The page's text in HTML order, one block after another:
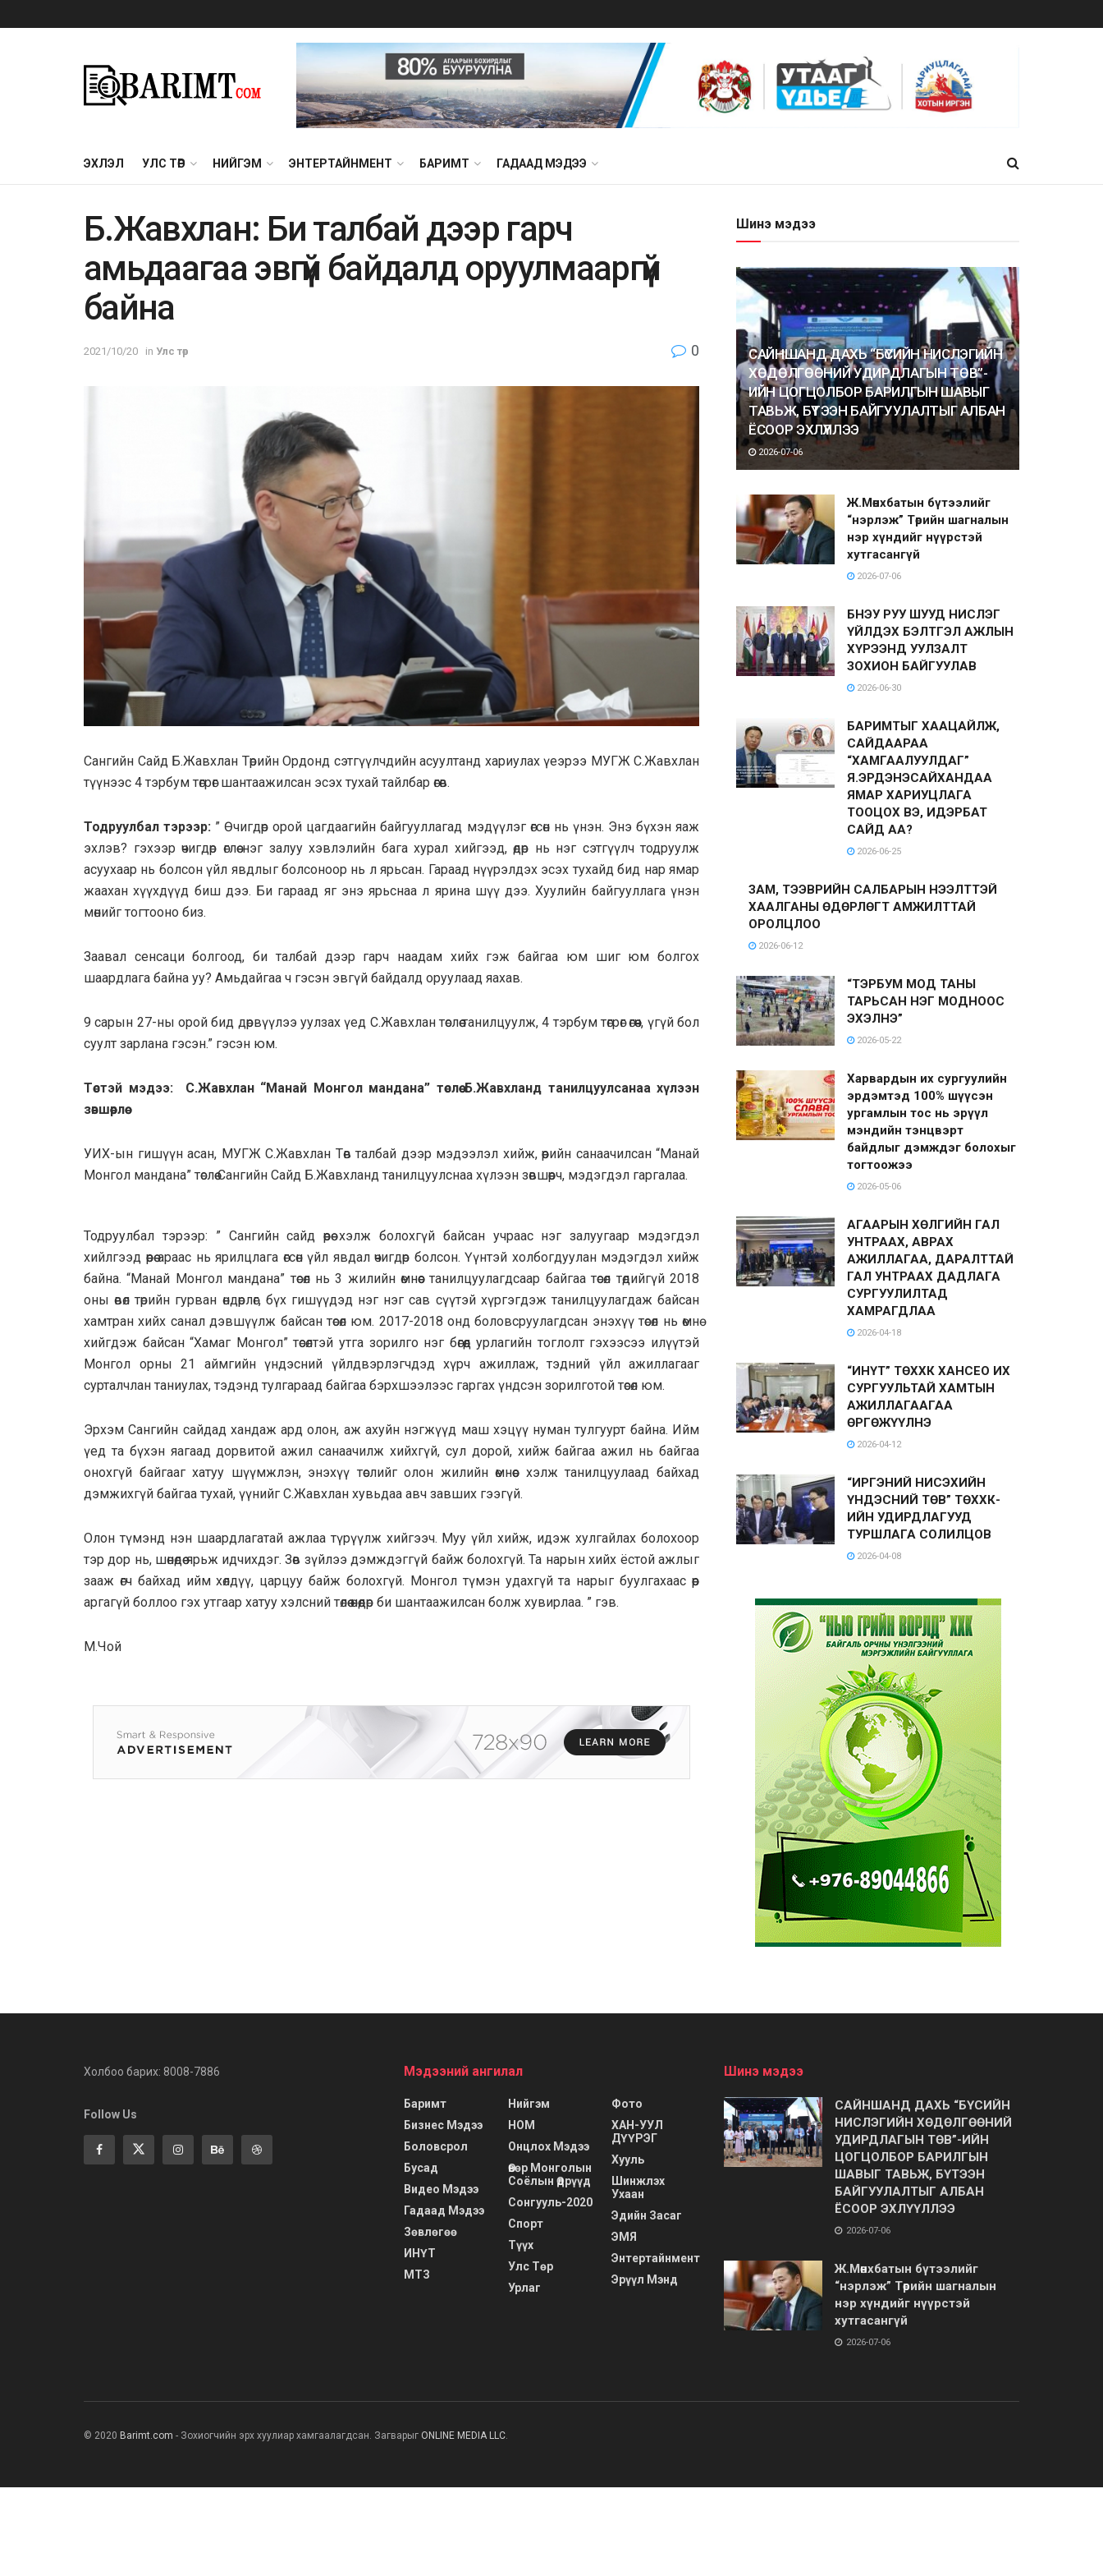
ЭХЛЭЛ УЛС ТӨР НИЙГЭМ ЭНТЕРТАЙНМЕНТ БАРИМТ ГАДААД МЭДЭЭ
Б.Жавхлан: Би талбай дээр гарч
амьдаагаа эвгүй байдалд оруулмааргүй
байна
2021/10/20 in Улс төр 0
Сангийн Сайд Б.Жавхлан Төрийн Ордонд сэтгүүлчдийн асуултанд хариулах үеэрээ МУГЖ С.Жавхлан
түүнээс 4 тэрбум төгрөг шантаажилсан эсэх тухай тайлбар өгөв.
Тодруулбал тэрээр: ” Өчигдөр орой цагдаагийн байгууллагад мэдүүлэг өгсөн нь үнэн. Энэ бүхэн яаж
эхлэв? гэхээр өчигдөр өглөө нэг залуу хэвлэлийн бага хурал хийгээд, өдөр нь нэг сэтгүүлч тодруулж
асуухаар нь болсон үйл явдлыг болсоноор нь л ярьсан. Гараад нүүрэлдэх эсэх тухайд бид нар ямар
жаахан хүүхдүүд биш дээ. Би гараад яг энэ ярьснаа л ярина шүү дээ. Хуулийн байгууллага үнэн
мөнийг тогтооно биз.
Заавал сенсаци болгоод, би талбай дээр гарч наадам хийх гэж байгаа юм шиг юм болгох
шаардлага байна уу? Амьдайгаа ч гэсэн эвгүй байдалд оруулаад яахав.
9 сарын 27-ны орой бид дөрвүүлээ уулзах үед С.Жавхлан төслөө танилцуулж, 4 тэрбум төгрөг өгөөч, үгүй бол
суулт зарлана гэсэн.” гэсэн юм.
Төстэй мэдээ: С.Жавхлан “Манай Монгол мандана” төслөө Б.Жавхланд танилцуулсанаа хүлээн
зөвшөөрлөө
УИХ-ын гишүүн асан, МУГЖ С.Жавхлан Төв талбай дээр мэдээлэл хийж, өөрийн санаачилсан “Манай
Монгол мандана” төслөө Сангийн Сайд Б.Жавхланд танилцуулснаа хүлээн зөвшөөрч, мэдэгдэл гаргалаа.
Тодруулбал тэрээр: ” Сангийн сайд өөрөө хэлж болохгүй байсан учраас нэг залуугаар мэдэгдэл
хийлгээд өөрөө араас нь ярилцлага өгсөн үйл явдал өчигдөр болсон. Үүнтэй холбогдуулан мэдэгдэл хийж
байна. “Манай Монгол мандана” төсөл нь 3 жилийн өмнөөс танилцуулагдсаар байгаа төсөл төдийгүй 2018
оны өвөл төрийн гурван өндөрлөг, бүх гишүүдэд нэг нэг сав сүүтэй хүргэгдэж танилцуулагдаж байсан
хамтран хийх санал дэвшүүлж байсан төсөл юм. 2017-2018 онд боловсруулагдсан энэхүү төсөл нь өмнө
хийгдэж байсан “Хамаг Монгол” төсөлтэй утга зорилго нэг бөгөөд урлагийн тоглолт гэхээсээ илүүтэй
Монгол орны 21 аймгийн үндэсний үйлдвэрлэгчдэд хүрч ажиллаж, тэдний үйл ажиллагааг
сурталчлан таниулах, тэдэнд тулгараад байгаа бэрхшээлээс гаргах үндсэн зорилготой төсөл юм.
Эрхэм Сангийн сайдад хандаж ард олон, аж ахуйн нэгжүүд маш хэцүү нуман тулгуурт байна. Ийм
үед та бүхэн яагаад дорвитой ажил санаачилж хийхгүй, сул дорой, хийж байгаа ажил нь байгаа
онохгүй байгааг хатуу шүүмжлэн, энэхүү төслийг олон жилийн өмнөөс хэлж танилцуулаад байхад
дэмжихгүй байгаа тухай, үүнийг С.Жавхлан хувьдаа авч завших гээгүй.
Олон түмэнд нэн шаардлагатай ажлаа түрүүлж хийгээч. Муу үйл хийж, идэж хулгайлах болохоор
тэр дор нь, шөнөдөө ярьж идчихдэг. Зөв зүйлээ дэмждэггүй байж болохгүй. Та нарын хийх ёстой ажлыг
зааж өгч байхад ийм хөлдүү, царцуу байж болохгүй. Монгол түмэн удахгүй та нарыг буулгахаас өөр
аргагүй боллоо гэх утгаар хатуу хэлсний төлөө өнөөдөр би шантаажилсан болж хувирлаа. ” гэв.
М.Чой
Шинэ мэдээ
САЙНШАНД ДАХЬ “БҮСИЙН НИСЛЭГИЙН
ХӨДӨЛГӨӨНИЙ УДИРДЛАГЫН ТӨВ”-
ИЙН ЦОГЦОЛБОР БАРИЛГЫН ШАВЫГ
ТАВЬЖ, БҮТЭЭН БАЙГУУЛАЛТЫГ АЛБАН
ЁСООР ЭХЛҮҮЛЛЭЭ
2026-07-06
Ж.Мөнхбатын бүтээлийг
“нэрлэж” Төрийн шагналын
нэр хүндийг нүүрстэй
хутгасангүй
2026-07-06
БНЭУ РУУ ШУУД НИСЛЭГ
ҮЙЛДЭХ БЭЛТГЭЛ АЖЛЫН
ХҮРЭЭНД УУЛЗАЛТ
ЗОХИОН БАЙГУУЛАВ
2026-06-30
БАРИМТЫГ ХААЦАЙЛЖ,
САЙДААРАА
“ХАМГААЛУУЛДАГ”
Я.ЭРДЭНЭСАЙХАНДАА
ЯМАР ХАРИУЦЛАГА
ТООЦОХ ВЭ, ИДЭРБАТ
САЙД АА?
2026-06-25
ЗАМ, ТЭЭВРИЙН САЛБАРЫН НЭЭЛТТЭЙ
ХААЛГАНЫ ӨДӨРЛӨГТ АМЖИЛТТАЙ
ОРОЛЦЛОО
2026-06-12
“ТЭРБУМ МОД ТАНЫ
ТАРЬСАН НЭГ МОДНООС
ЭХЭЛНЭ”
2026-05-22
Харвардын их сургуулийн
эрдэмтэд 100% шүүсэн
ургамлын тос нь эрүүл
мэндийн тэнцвэрт
байдлыг дэмждэг болохыг
тогтоожээ
2026-05-06
АГААРЫН ХӨЛГИЙН ГАЛ
УНТРААХ, АВРАХ
АЖИЛЛАГАА, ДАРАЛТТАЙ
ГАЛ УНТРААХ ДАДЛАГА
СУРГУУЛИЛТАД
ХАМРАГДЛАА
2026-04-18
“ИНҮТ” ТӨХХК ХАНСЕО ИХ
СУРГУУЛЬТАЙ ХАМТЫН
АЖИЛЛАГААГАА
ӨРГӨЖҮҮЛНЭ
2026-04-12
“ИРГЭНИЙ НИСЭХИЙН
ҮНДЭСНИЙ ТӨВ” ТӨХХК-
ИЙН УДИРДЛАГУУД
ТУРШЛАГА СОЛИЛЦОВ
2026-04-08
Холбоо барих: 8008-7886
Follow Us
Мэдээний ангилал
Баримт
Бизнес Мэдээ
Боловсрол
Бусад
Видео Мэдээ
Гадаад Мэдээ
Зөвлөгөө
ИНҮТ
МТЗ
Нийгэм
НОМ
Онцлох Мэдээ
Өвөр Монголын
Соёлын Өдрүүд
Сонгууль-2020
Спорт
Түүх
Улс Төр
Урлаг
Фото
ХАН-УУЛ
ДҮҮРЭГ
Хууль
Шинжлэх
Ухаан
Эдийн Засаг
ЭМЯ
Энтертайнмент
Эрүүл Мэнд
Шинэ мэдээ
САЙНШАНД ДАХЬ “БҮСИЙН
НИСЛЭГИЙН ХӨДӨЛГӨӨНИЙ
УДИРДЛАГЫН ТӨВ”-ИЙН
ЦОГЦОЛБОР БАРИЛГЫН
ШАВЫГ ТАВЬЖ, БҮТЭЭН
БАЙГУУЛАЛТЫГ АЛБАН
ЁСООР ЭХЛҮҮЛЛЭЭ
2026-07-06
Ж.Мөнхбатын бүтээлийг
“нэрлэж” Төрийн шагналын
нэр хүндийг нүүрстэй
хутгасангүй
2026-07-06
© 2020 Barimt.com - Зохиогчийн эрх хуулиар хамгаалагдсан. Загварыг ONLINE MEDIA LLC